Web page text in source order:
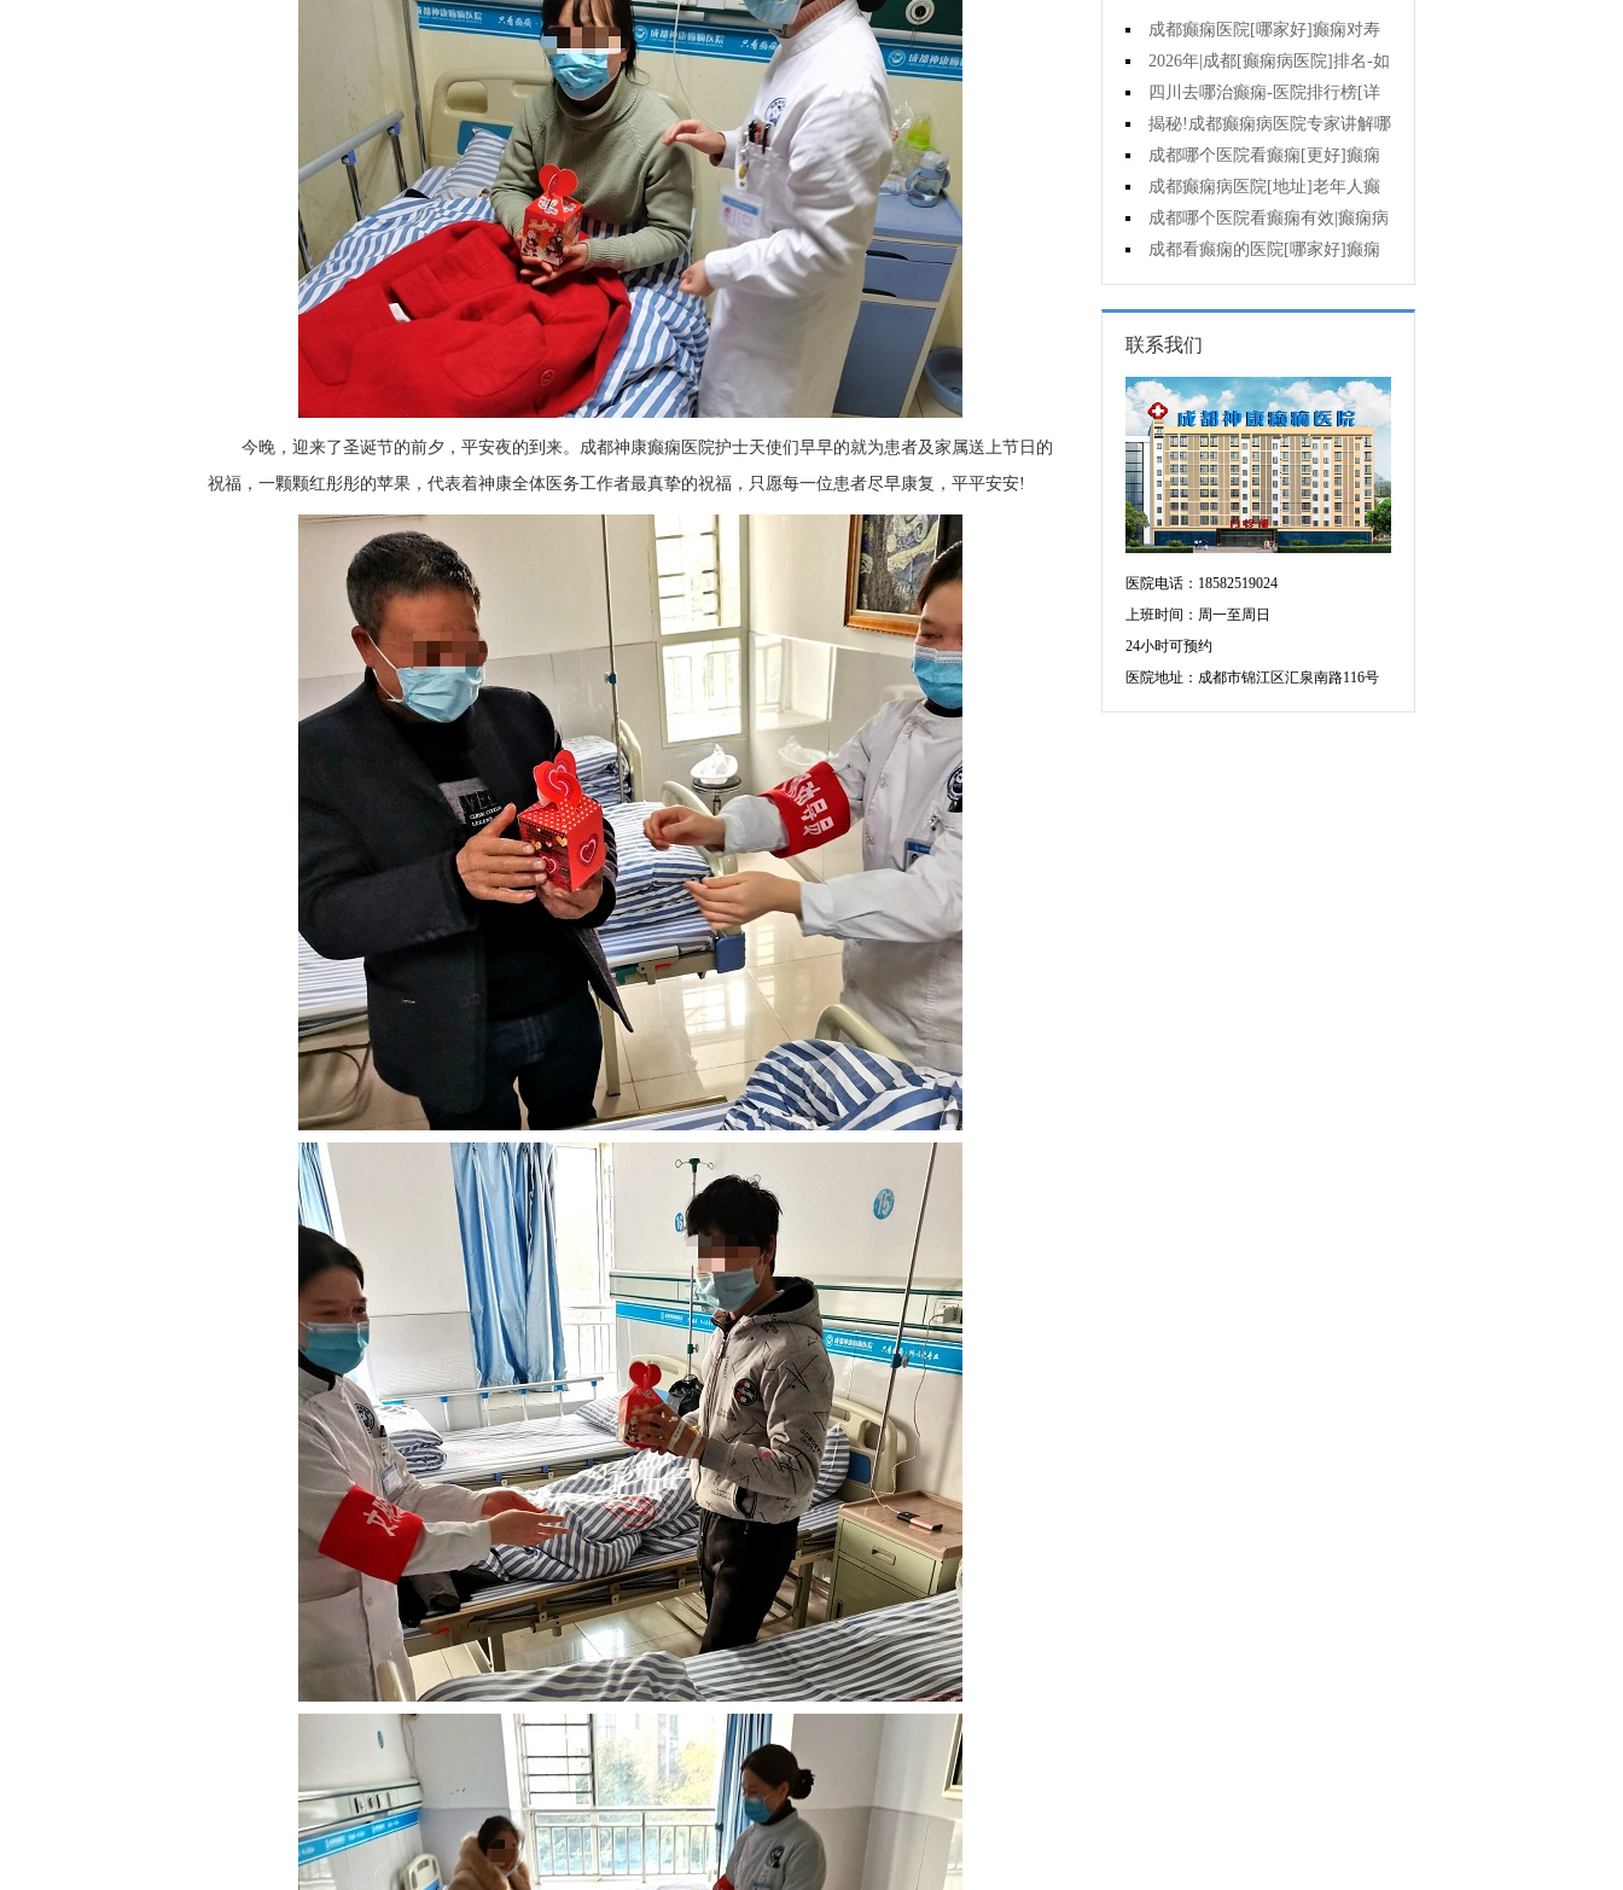
今晚，迎来了圣诞节的前夕，平安夜的到来。成都神康癫痫医院护士天使们早早的就为患者及家属送上节日的
祝福，一颗颗红彤彤的苹果，代表着神康全体医务工作者最真挚的祝福，只愿每一位患者尽早康复，平平安安!
成都癫痫医院[哪家好]癫痫对寿
命有影响吗?
2026年|成都[癫痫病医院]排名-如
何预防癫痫治疗走入误区?
四川去哪治癫痫-医院排行榜[详
细排名]小儿癫痫病要如何治疗?
揭秘!成都癫痫病医院专家讲解哪
些方法治疗癫痫好?
成都哪个医院看癫痫[更好]癫痫
为什么会诱发?
成都癫痫病医院[地址]老年人癫
痫平时要注意什么?
成都哪个医院看癫痫有效|癫痫病
人能熬夜吗?
成都看癫痫的医院[哪家好]癫痫
病人生活中如何护理?
联系我们
医院电话：18582519024
上班时间：周一至周日
24小时可预约
医院地址：成都市锦江区汇泉南路116号